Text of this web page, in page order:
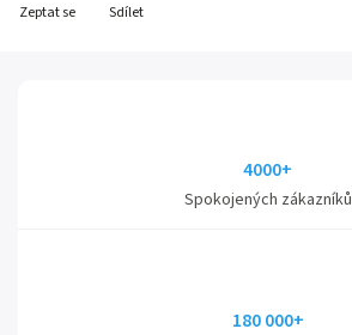
Zeptat se Sdílet
4000+
Spokojených zákazníků
180 000+